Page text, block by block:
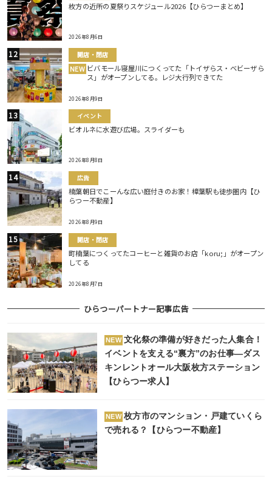
枚方の近所の夏祭りスケジュール2026【ひらつーまとめ】
2026年8月6日
開店・閉店
NEW ビバモール寝屋川につくってた「トイザらス・ベビーザら
ス」がオープンしてる。レジ大行列できてた
2026年8月9日
イベント
ビオルネに水遊び広場。スライダーも
2026年8月8日
広告
楠葉朝日でこーんな広い庭付きのお家！樟葉駅も徒歩圏内【ひ
らつー不動産】
2026年8月9日
開店・閉店
町楠葉につくってたコーヒーと雑貨のお店「koru;」がオープン
してる
2026年8月7日
ひらつーパートナー記事広告
NEW 文化祭の準備が好きだった人集合！
イベントを支える“裏方”のお仕事―ダス
キンレントオール大阪枚方ステーション
【ひらつー求人】
NEW 枚方市のマンション・戸建ていくら
で売れる？【ひらつー不動産】